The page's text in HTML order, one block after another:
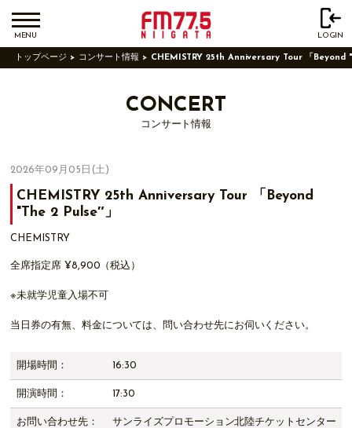
MENU LOGIN
トップページ コンサート情報 CHEMISTRY 25th Anniversary Tour 「Beyond
CONCERT
コンサート情報
2026年09月05日(土)
CHEMISTRY 25th Anniversary Tour 「Beyond
"The 2 Pulse″」
CHEMISTRY
全席指定席 ¥8,900（税込）
※未就学児童入場不可
当日券の有無、料金については、問い合わせ先にお伺いください。
開場時間： 16:30
開演時間： 17:30
お問い合わせ先： サンライズプロモーション北陸チケットセンター